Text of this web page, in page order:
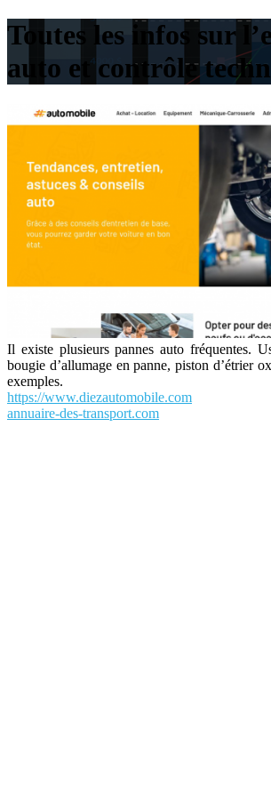
Toutes les infos sur
auto et contrôle
Il existe plusieurs pannes auto fréquentes.
bougie d’allumage en panne, piston d’étrier
exemples.
https://www.diezautomobile.com
annuaire-des-transport.com